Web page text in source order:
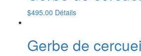
$495.00 Détails
Gerbe de